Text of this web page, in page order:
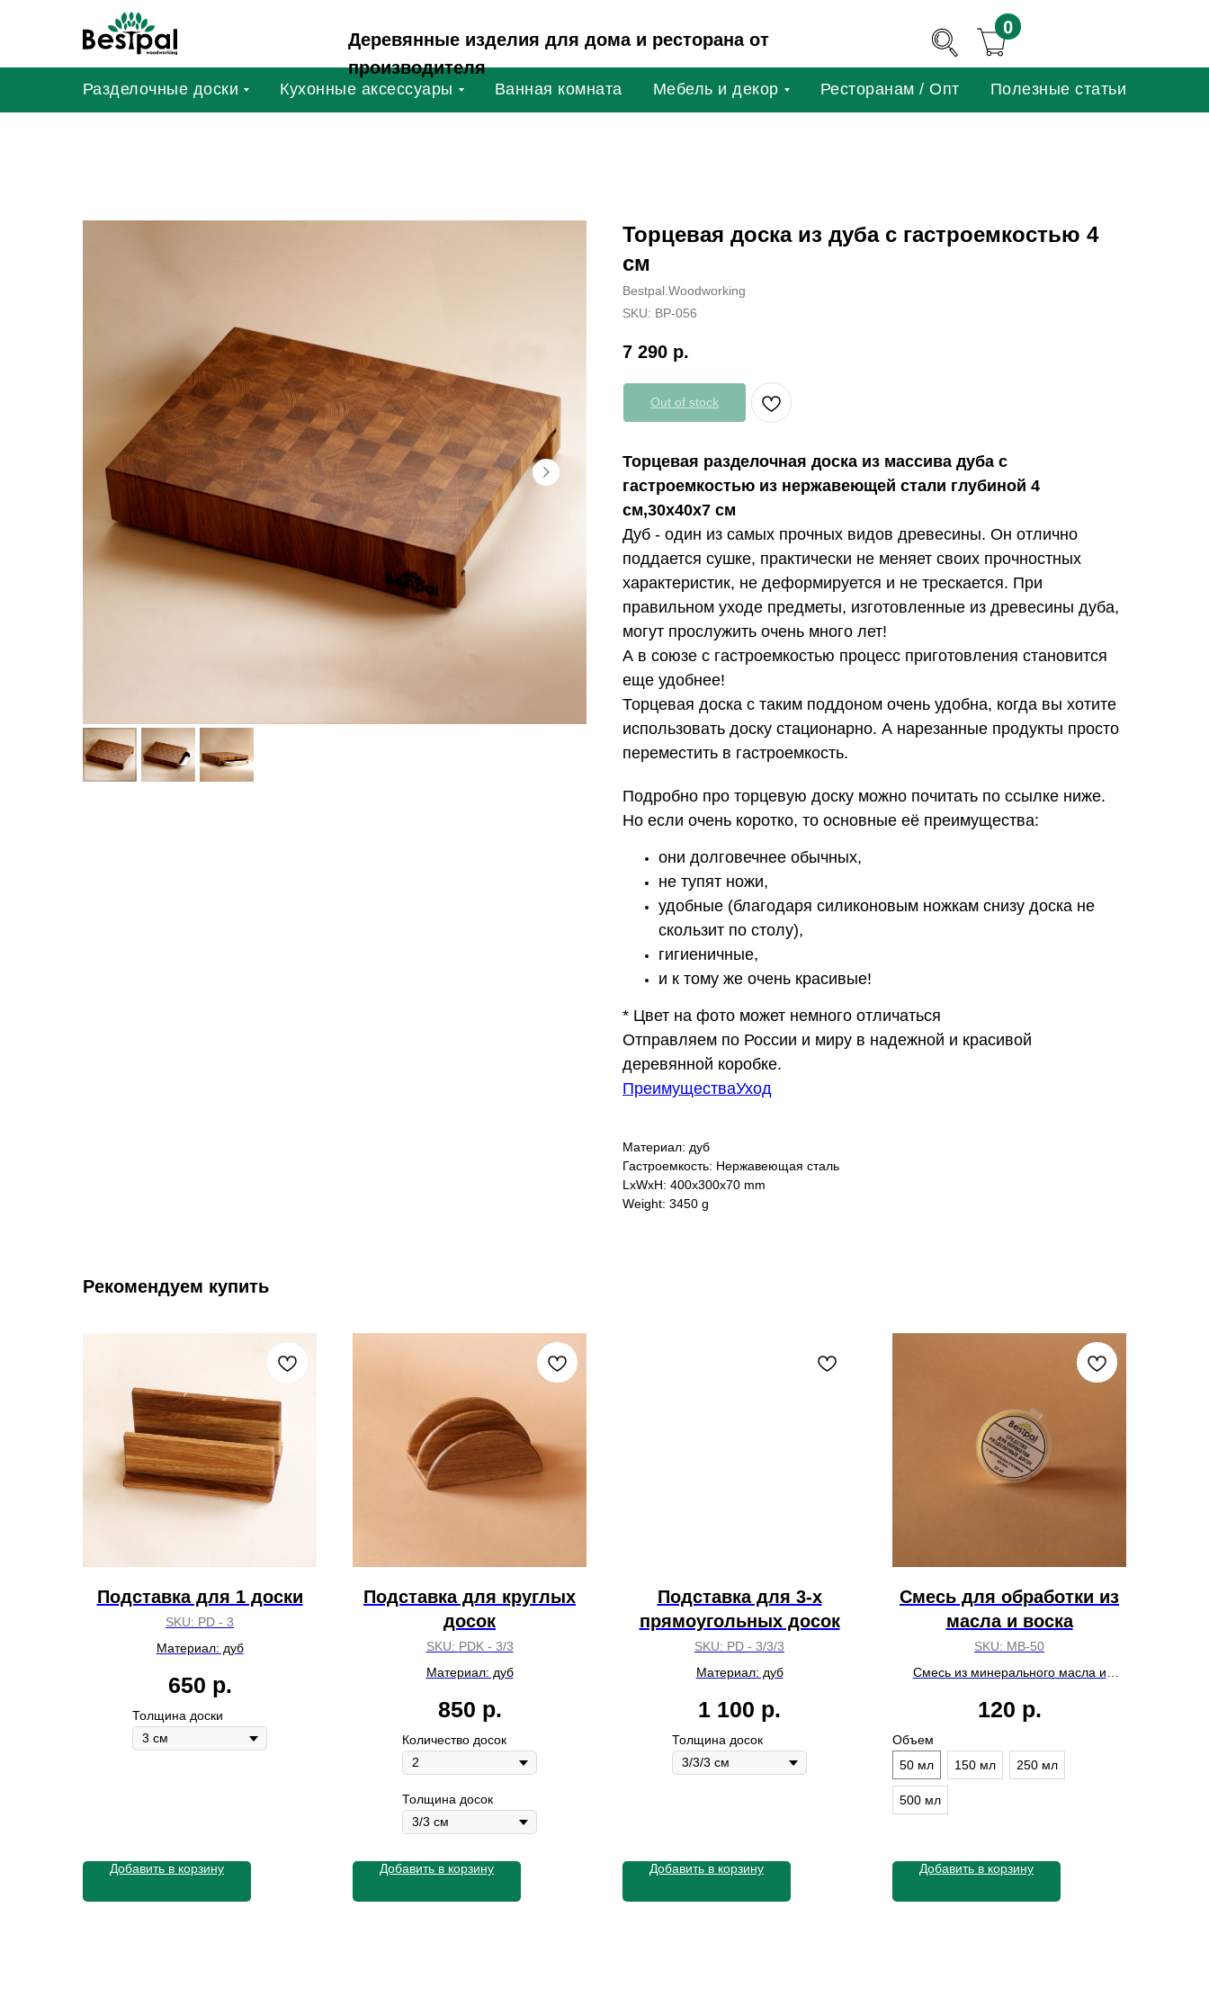
0
Деревянные изделия для дома и ресторана от
производителя
Разделочные доски Кухонные аксессуары Ванная комната Мебель и декор Ресторанам / Опт Полезные статьи
Торцевая доска из дуба с гастроемкостью 4
см
Bestpal.Woodworking
SKU: ВР-056
7 290 р.
Out of stock
Торцевая разделочная доска из массива дуба с
гастроемкостью из нержавеющей стали глубиной 4
см,30х40х7 см
Дуб - один из самых прочных видов древесины. Он отлично
поддается сушке, практически не меняет своих прочностных
характеристик, не деформируется и не трескается. При
правильном уходе предметы, изготовленные из древесины дуба,
могут прослужить очень много лет!
А в союзе с гастроемкостью процесс приготовления становится
еще удобнее!
Торцевая доска с таким поддоном очень удобна, когда вы хотите
использовать доску стационарно. А нарезанные продукты просто
переместить в гастроемкость.
Подробно про торцевую доску можно почитать по ссылке ниже.
Но если очень коротко, то основные её преимущества:
они долговечнее обычных,
не тупят ножи,
удобные (благодаря силиконовым ножкам снизу доска не
скользит по столу),
гигиеничные,
и к тому же очень красивые!
* Цвет на фото может немного отличаться
Отправляем по России и миру в надежной и красивой
деревянной коробке.
ПреимуществаУход
Материал: дуб
Гастроемкость: Нержавеющая сталь
LxWxH: 400x300x70 mm
Weight: 3450 g
Рекомендуем купить
Подставка для 1 доски
SKU: PD - 3
Материал: дуб
650 р.
Толщина доски
Добавить в корзину
Подставка для круглых
досок
SKU: PDK - 3/3
Материал: дуб
850 р.
Количество досок
Толщина досок
Добавить в корзину
Подставка для 3-х
прямоугольных досок
SKU: PD - 3/3/3
Материал: дуб
1 100 р.
Толщина досок
Добавить в корзину
Смесь для обработки из
масла и воска
SKU: МВ-50
Смесь из минерального масла и
120 р.
Объем
50 мл
150 мл 250 мл
500 мл
Добавить в корзину